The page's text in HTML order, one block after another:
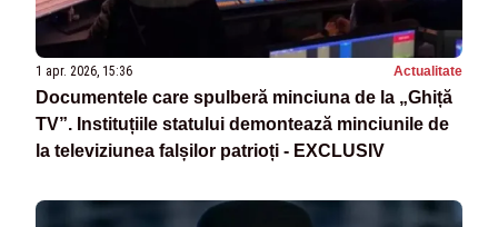
1 apr. 2026, 15:36 Actualitate
Documentele care spulberă minciuna de la „Ghiță
TV”. Instituțiile statului demontează minciunile de
la televiziunea falșilor patrioți - EXCLUSIV